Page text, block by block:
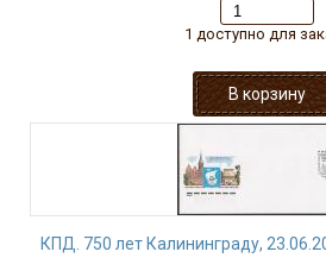
1 доступно для
КПД. 750 лет Калининграду,